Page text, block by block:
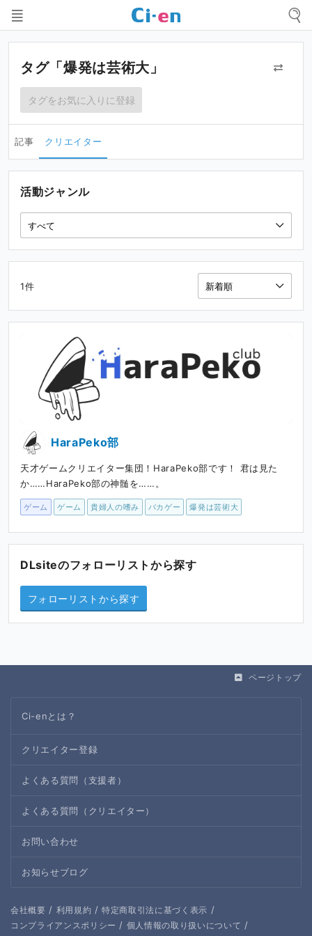
タグ「爆発は芸術大」
タグをお気に入りに登録
記事 クリエイター
1件
HaraPeko部
天才ゲームクリエイター集団！HaraPeko部です！ 君は見た
か……HaraPeko部の神髄を……。
ゲーム ゲーム 貴婦人の嗜み バカゲー 爆発は芸術大
活動ジャンル
DLsiteのフォローリストから探す
フォローリストから探す
ページトップ
Ci-enとは？
クリエイター登録
よくある質問（支援者）
よくある質問（クリエイター）
お問い合わせ
お知らせブログ
会社概要 / 利用規約 / 特定商取引法に基づく表示 /
コンプライアンスポリシー / 個人情報の取り扱いについて /